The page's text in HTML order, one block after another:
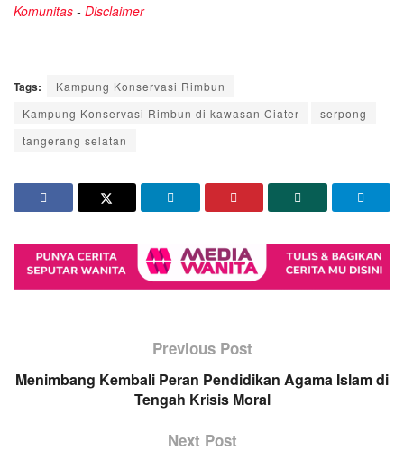
Komunitas - Disclaimer
Tags:
Kampung Konservasi Rimbun
Kampung Konservasi Rimbun di kawasan Ciater
serpong
tangerang selatan
Previous Post
Menimbang Kembali Peran Pendidikan Agama Islam di
Tengah Krisis Moral
Next Post